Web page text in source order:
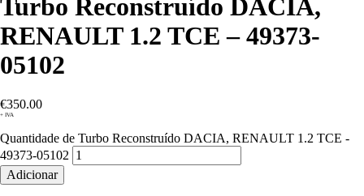
Turbo Reconstruído DACIA,
RENAULT 1.2 TCE – 49373-
05102
€350.00
+ IVA
Quantidade de Turbo Reconstruído DACIA, RENAULT 1.2 TCE -
49373-05102
Adicionar